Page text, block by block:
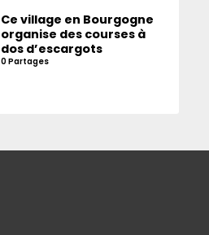
Ce village en Bourgogne
organise des courses à
dos d’escargots
0 Partages